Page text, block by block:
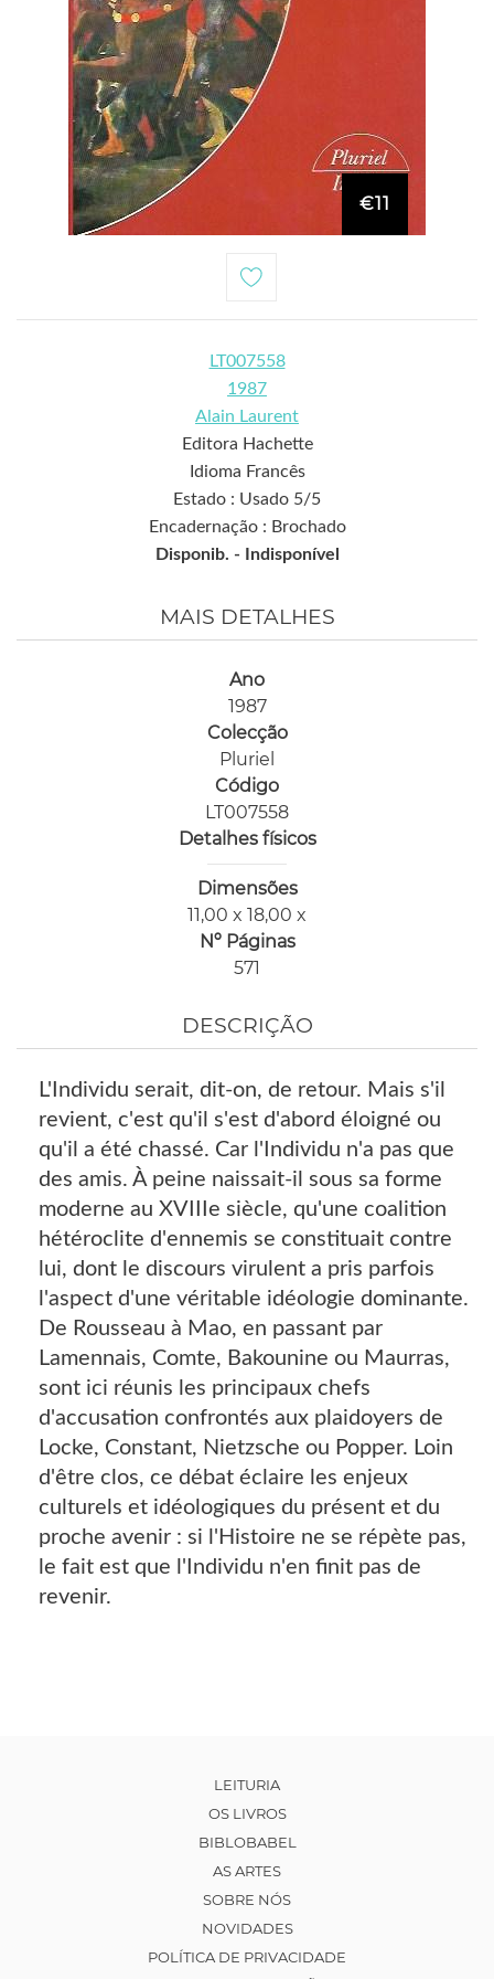
€11
LT007558
1987
Alain Laurent
Editora Hachette
Idioma Francês
Estado : Usado 5/5
Encadernação : Brochado
Disponib. -
Indisponível
MAIS DETALHES
Ano
1987
Colecção
Pluriel
Código
LT007558
Detalhes físicos
Dimensões
11,00 x 18,00 x
Nº Páginas
571
DESCRIÇÃO
L'Individu serait, dit-on, de retour. Mais s'il
revient, c'est qu'il s'est d'abord éloigné ou
qu'il a été chassé. Car l'Individu n'a pas que
des amis. À peine naissait-il sous sa forme
moderne au XVIIIe siècle, qu'une coalition
hétéroclite d'ennemis se constituait contre
lui, dont le discours virulent a pris parfois
l'aspect d'une véritable idéologie dominante.
De Rousseau à Mao, en passant par
Lamennais, Comte, Bakounine ou Maurras,
sont ici réunis les principaux chefs
d'accusation confrontés aux plaidoyers de
Locke, Constant, Nietzsche ou Popper. Loin
d'être clos, ce débat éclaire les enjeux
culturels et idéologiques du présent et du
proche avenir : si l'Histoire ne se répète pas,
le fait est que l'Individu n'en finit pas de
revenir.
LEITURIA
OS LIVROS
BIBLOBABEL
AS ARTES
SOBRE NÓS
NOVIDADES
POLÍTICA DE PRIVACIDADE